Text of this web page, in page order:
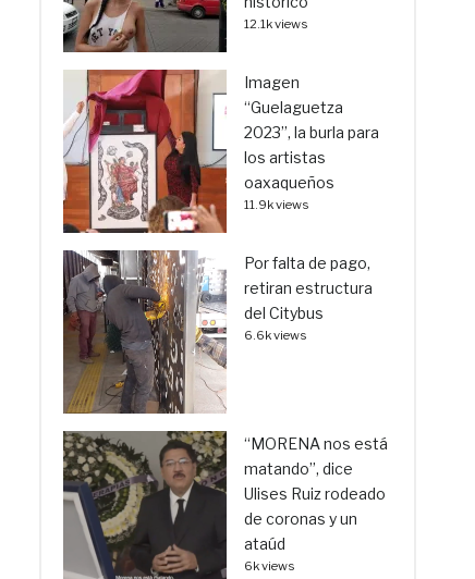
12.1k views
Imagen
“Guelaguetza
2023”, la burla para
los artistas
oaxaqueños
11.9k views
Por falta de pago,
retiran estructura
del Citybus
6.6k views
“MORENA nos está
matando”, dice
Ulises Ruiz rodeado
de coronas y un
ataúd
6k views